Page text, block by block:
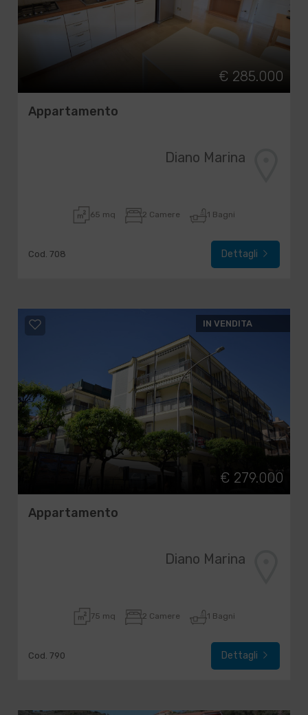
€ 285.000
Appartamento
Diano Marina
65 mq 2 Camere 1 Bagni
Cod. 708 Dettagli
IN VENDITA
€ 279.000
Appartamento
Diano Marina
75 mq 2 Camere 1 Bagni
Cod. 790 Dettagli